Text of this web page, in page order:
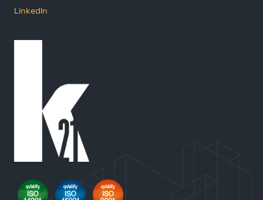
LinkedIn